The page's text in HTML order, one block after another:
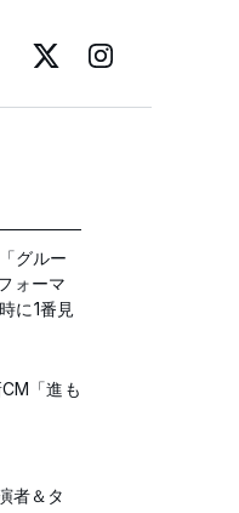
グルー
ォーマ
に1番見
「進も
者＆タ